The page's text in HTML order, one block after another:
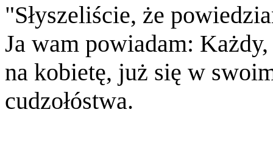
"Słyszeliście, że
Ja wam powiadam:
na kobietę, już się w
cudzołóstwa.